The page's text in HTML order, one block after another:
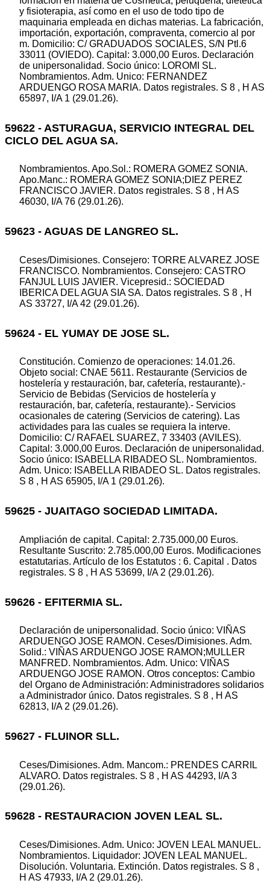
y fisioterapia, así como en el uso de todo tipo de
maquinaria empleada en dichas materias. La fabricación,
importación, exportación, compraventa, comercio al por
m. Domicilio: C/ GRADUADOS SOCIALES, S/N Ptl.6
33011 (OVIEDO). Capital: 3.000,00 Euros. Declaración
de unipersonalidad. Socio único: LOROMI SL.
Nombramientos. Adm. Unico: FERNANDEZ
ARDUENGO ROSA MARIA. Datos registrales. S 8 , H AS
65897, I/A 1 (29.01.26).
59622 - ASTURAGUA, SERVICIO INTEGRAL DEL
CICLO DEL AGUA SA.
Nombramientos. Apo.Sol.: ROMERA GOMEZ SONIA.
Apo.Manc.: ROMERA GOMEZ SONIA;DIEZ PEREZ
FRANCISCO JAVIER. Datos registrales. S 8 , H AS
46030, I/A 76 (29.01.26).
59623 - AGUAS DE LANGREO SL.
Ceses/Dimisiones. Consejero: TORRE ALVAREZ JOSE
FRANCISCO. Nombramientos. Consejero: CASTRO
FANJUL LUIS JAVIER. Vicepresid.: SOCIEDAD
IBERICA DEL AGUA SIA SA. Datos registrales. S 8 , H
AS 33727, I/A 42 (29.01.26).
59624 - EL YUMAY DE JOSE SL.
Constitución. Comienzo de operaciones: 14.01.26.
Objeto social: CNAE 5611. Restaurante (Servicios de
hostelería y restauración, bar, cafetería, restaurante).-
Servicio de Bebidas (Servicios de hostelería y
restauración, bar, cafetería, restaurante).- Servicios
ocasionales de catering (Servicios de catering). Las
actividades para las cuales se requiera la interve.
Domicilio: C/ RAFAEL SUAREZ, 7 33403 (AVILES).
Capital: 3.000,00 Euros. Declaración de unipersonalidad.
Socio único: ISABELLA RIBADEO SL. Nombramientos.
Adm. Unico: ISABELLA RIBADEO SL. Datos registrales.
S 8 , H AS 65905, I/A 1 (29.01.26).
59625 - JUAITAGO SOCIEDAD LIMITADA.
Ampliación de capital. Capital: 2.735.000,00 Euros.
Resultante Suscrito: 2.785.000,00 Euros. Modificaciones
estatutarias. Artículo de los Estatutos : 6. Capital . Datos
registrales. S 8 , H AS 53699, I/A 2 (29.01.26).
59626 - EFITERMIA SL.
Declaración de unipersonalidad. Socio único: VIÑAS
ARDUENGO JOSE RAMON. Ceses/Dimisiones. Adm.
Solid.: VIÑAS ARDUENGO JOSE RAMON;MULLER
MANFRED. Nombramientos. Adm. Unico: VIÑAS
ARDUENGO JOSE RAMON. Otros conceptos: Cambio
del Organo de Administración: Administradores solidarios
a Administrador único. Datos registrales. S 8 , H AS
62813, I/A 2 (29.01.26).
59627 - FLUINOR SLL.
Ceses/Dimisiones. Adm. Mancom.: PRENDES CARRIL
ALVARO. Datos registrales. S 8 , H AS 44293, I/A 3
(29.01.26).
59628 - RESTAURACION JOVEN LEAL SL.
Ceses/Dimisiones. Adm. Unico: JOVEN LEAL MANUEL.
Nombramientos. Liquidador: JOVEN LEAL MANUEL.
Disolución. Voluntaria. Extinción. Datos registrales. S 8 ,
H AS 47933, I/A 2 (29.01.26).